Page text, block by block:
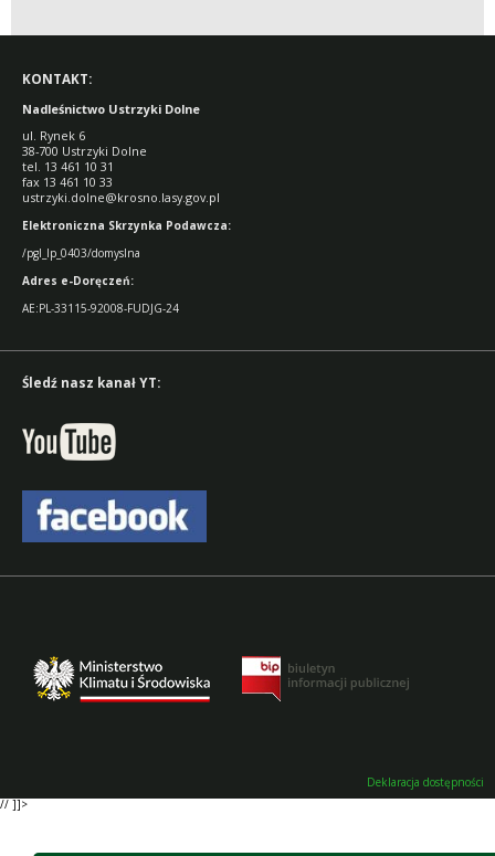
KONTAKT:
Nadleśnictwo Ustrzyki Dolne
ul. Rynek 6
38-700 Ustrzyki Dolne
tel. 13 461 10 31
fax 13 461 10 33
ustrzyki.dolne@krosno.lasy.gov.pl
Elektroniczna Skrzynka Podawcza:
/pgl_lp_0403/domyslna
Adres e-Doręczeń:
AE:PL-33115-92008-FUDJG-24
Śledź nasz kanał YT:
Deklaracja dostępności
// ]]>